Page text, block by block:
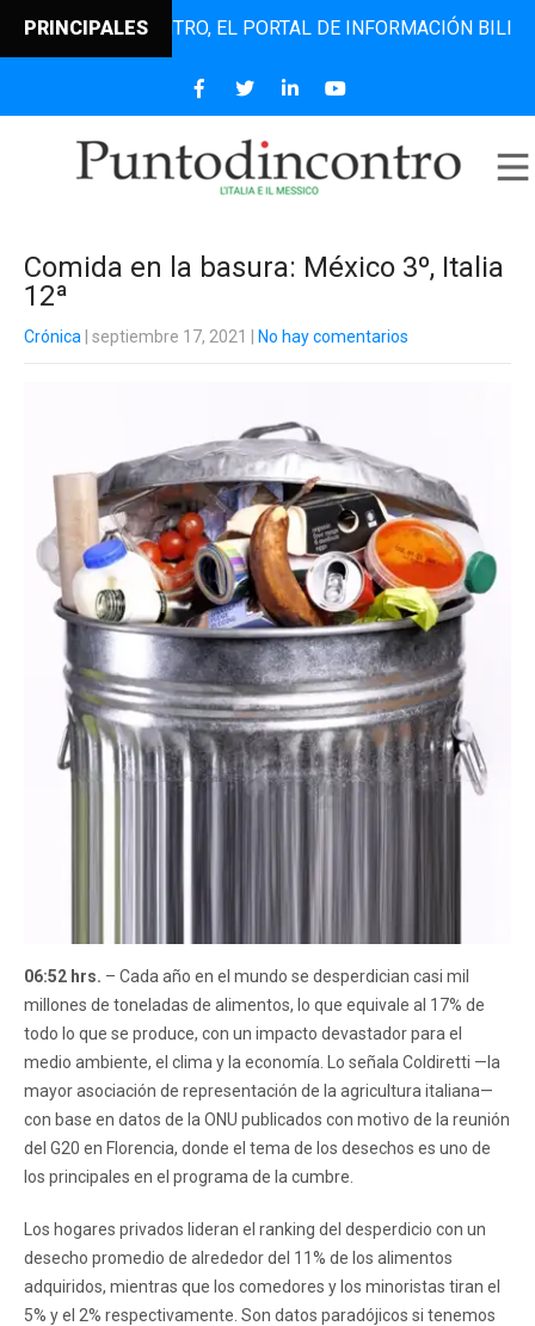
PRINCIPALES EL PORTAL DE INFORMACIÓN BILINGÜE
Comida en la basura: México 3º, Italia
12ª
Crónica | septiembre 17, 2021 No hay comentarios
06:52 hrs. – Cada año en el mundo se desperdician casi mil
millones de toneladas de alimentos, lo que equivale al 17% de
todo lo que se produce, con un impacto devastador para el
medio ambiente, el clima y la economía. Lo señala Coldiretti —la
mayor asociación de representación de la agricultura italiana—
con base en datos de la ONU publicados con motivo de la reunión
del G20 en Florencia, donde el tema de los desechos es uno de
los principales en el programa de la cumbre.
Los hogares privados lideran el ranking del desperdicio con un
desecho promedio de alrededor del 11% de los alimentos
adquiridos, mientras que los comedores y los minoristas tiran el
5% y el 2% respectivamente. Son datos paradójicos si tenemos